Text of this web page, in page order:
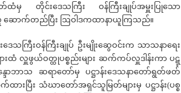
တ်ထံမှ တိုင်းဒေသကြီး ဝန်ကြီးချုပ်အမှူးပြုသော
ဆောက်တည်ပြီး ဩဝါဒကထာနာယူကြသည်။
ြီးဝန်ကြီးချုပ် ဦးမျိုးဆွေဝင်းက သာသနာရေး
ားထံ လှူဖွယ်ဝတ္ထုပစ္စည်းများ ဆက်ကပ်လှူဒါန်းကာ ပဋ္
ောဘာသ ဆရာတော်မှ ပဋ္ဌာန်းဒေသနာတော်ရွတ်ဖတ်
ားပြီး သံဃာတော်အရှင်သူမြတ်များမှ ပဋ္ဌာန်း(ပစ္စ